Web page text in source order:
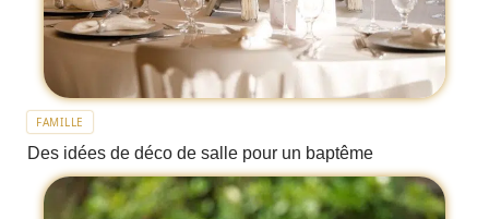
FAMILLE
Des idées de déco de salle pour un baptême